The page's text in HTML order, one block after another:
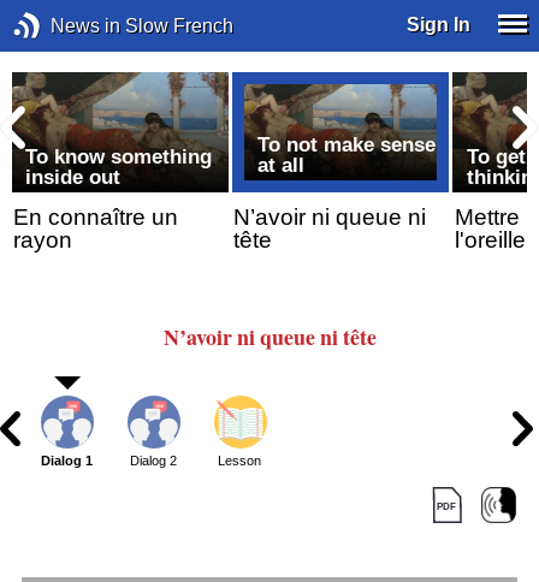
News in Slow French Sign In
To know something
inside out
En connaître un
rayon
To not make sense
at all
N’avoir ni queue ni
tête
To get
Mettre
l'oreille
N’avoir ni queueni tête
Dialog 1 Dialog 2 Lesson